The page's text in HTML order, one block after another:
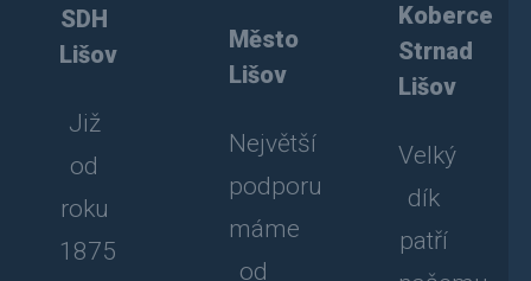
SDH
Lišov
Již
od
roku
1875
Město
Lišov
Největší
podporu
máme
od
Koberce
Strnad
Lišov
Velký
dík
patří